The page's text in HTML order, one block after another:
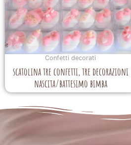
Confetti decorati
scatolina tre confetti, tre decorazioni
nascita/battesimo bimba